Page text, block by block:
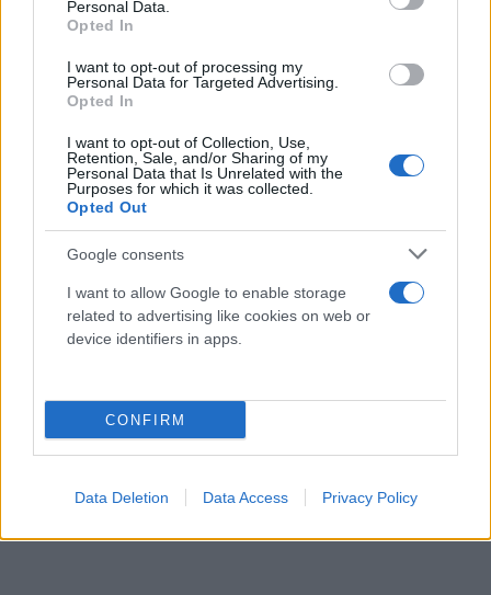
Personal Data.
Opted In
I want to opt-out of processing my
Personal Data for Targeted Advertising.
Opted In
I want to opt-out of Collection, Use,
Retention, Sale, and/or Sharing of my
Personal Data that Is Unrelated with the
Purposes for which it was collected.
Opted Out
Google consents
I want to allow Google to enable storage
related to advertising like cookies on web or
device identifiers in apps.
CONFIRM
Data Deletion Data Access Privacy Policy
Η χαμηλή στάθμη του Δούναβη στη
Βουλγαρία αποκάλυψε τη γέφυρα του
Μεγάλου Κωνσταντίνου
06.08.2026